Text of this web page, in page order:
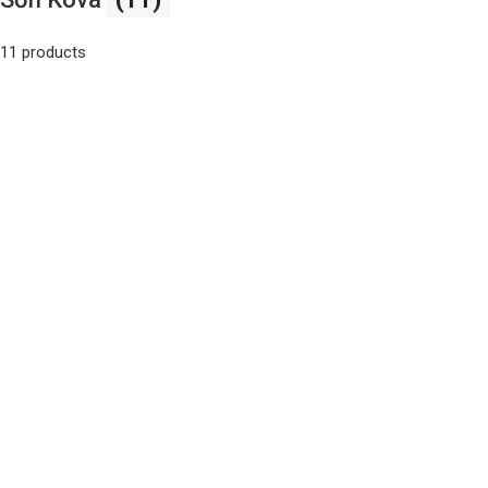
11 products